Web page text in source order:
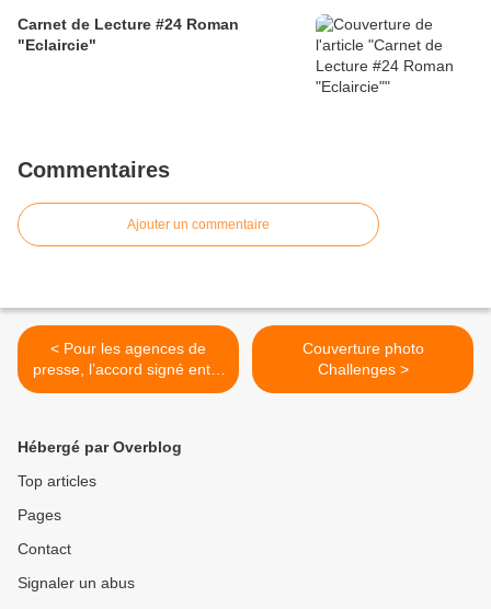
Carnet de Lecture #24 Roman
"Eclaircie"
Commentaires
Ajouter un commentaire
< Pour les agences de
presse, l’accord signé entre
Google et les éditeurs de
Couverture photo
Challenges >
Hébergé par Overblog
Top articles
Pages
Contact
Signaler un abus